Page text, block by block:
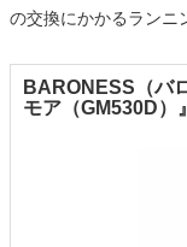
の交換にかかるランニ
BARONESS（バ
モア（GM530D）』